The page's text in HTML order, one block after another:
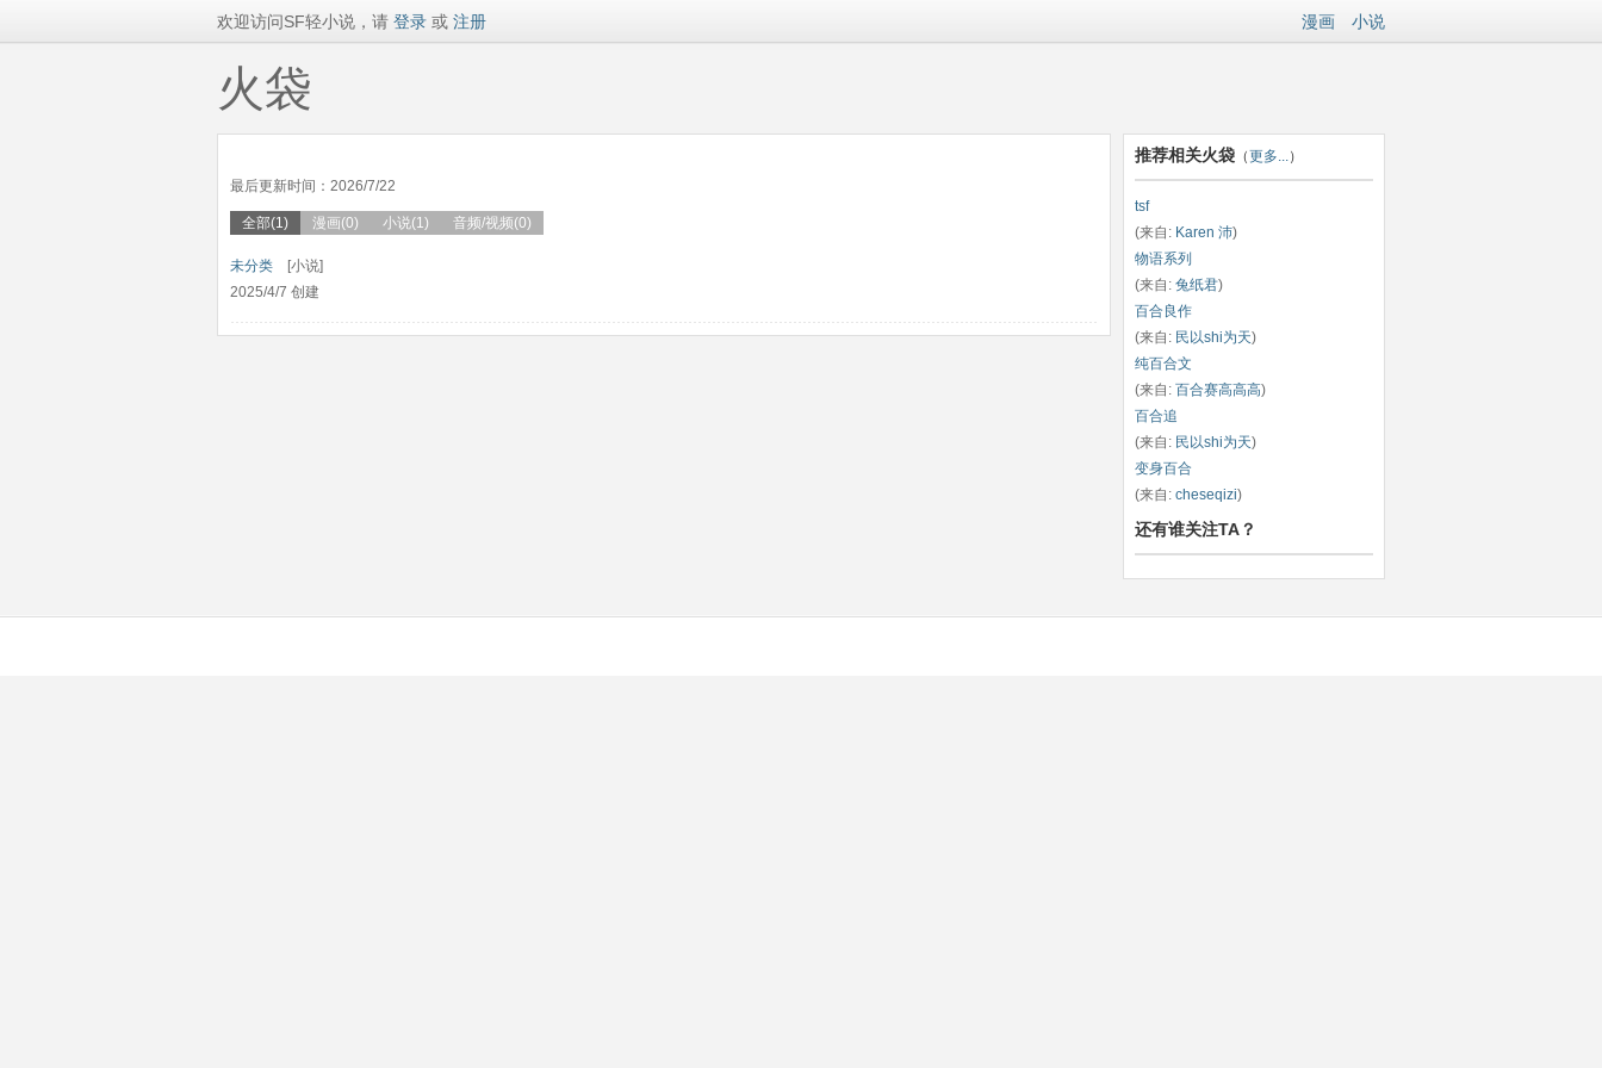
欢迎访问SF轻小说，请 登录 或 注册 漫画 小说
火袋
最后更新时间：2026/7/22
全部(1) 漫画(0) 小说(1) 音频/视频(0)
未分类 [小说]
2025/4/7 创建
推荐相关火袋 （更多...）
tsf
(来自: Karen 沛)
物语系列
(来自: 兔纸君)
百合良作
(来自: 民以shi为天)
纯百合文
(来自: 百合赛高高高)
百合追
(来自: 民以shi为天)
变身百合
(来自: cheseqizi)
还有谁关注TA？